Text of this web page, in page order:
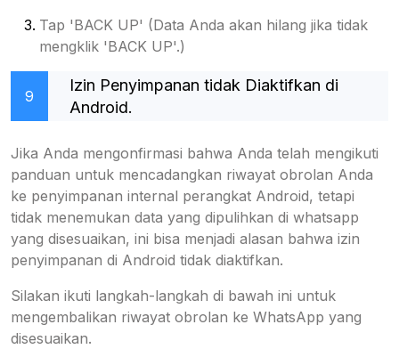
Tap 'BACK UP' (Data Anda akan hilang jika tidak
mengklik 'BACK UP'.)
9
Izin Penyimpanan tidak Diaktifkan di
Android.
Jika Anda mengonfirmasi bahwa Anda telah mengikuti
panduan untuk mencadangkan riwayat obrolan Anda
ke penyimpanan internal perangkat Android, tetapi
tidak menemukan data yang dipulihkan di whatsapp
yang disesuaikan, ini bisa menjadi alasan bahwa izin
penyimpanan di Android tidak diaktifkan.
Silakan ikuti langkah-langkah di bawah ini untuk
mengembalikan riwayat obrolan ke WhatsApp yang
disesuaikan.